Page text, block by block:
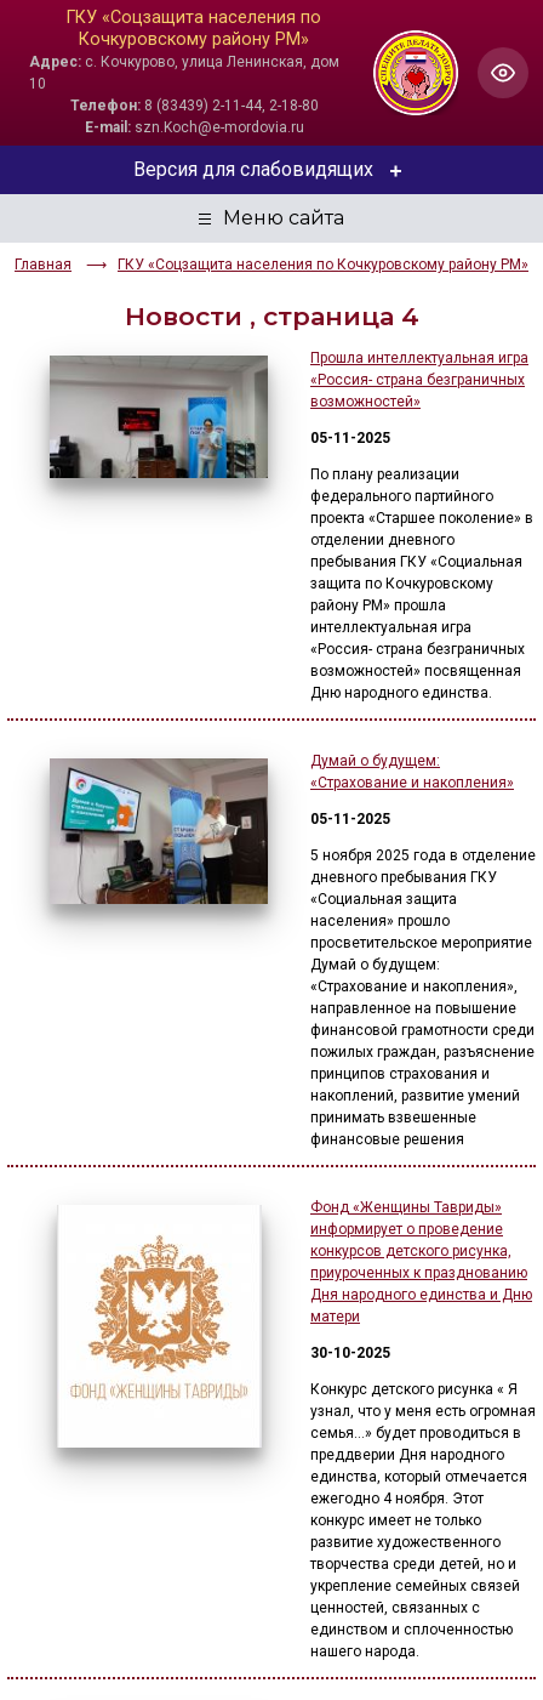
ГКУ «Соцзащита населения по
Кочкуровскому району РМ»
Адрес: с. Кочкурово, улица Ленинская, дом
10
Телефон:8 (83439) 2-11-44, 2-18-80
E-mail:szn.Koch@e-mordovia.ru
Главная ГКУ «Соцзащита населения по Кочкуровскому району РМ»
Версия для слабовидящих
ЦВЕТОВАЯ СХЕМА
Aa Aa Aa
РАЗМЕР ТЕКСТА
Aa Aa
ИЗОБРАЖЕНИЯ
Скрыть Ч/б
🔊 Включить озвучивание
Настройки по умолчанию
Новости , страница 4
Прошла интеллектуальная игра
«Россия- страна безграничных
возможностей»
05-11-2025
По плану реализации
федерального партийного
проекта «Старшее поколение» в
отделении дневного
пребывания ГКУ «Социальная
защита по Кочкуровскому
району РМ» прошла
интеллектуальная игра
«Россия- страна безграничных
возможностей» посвященная
Дню народного единства.
Думай о будущем:
«Страхование и накопления»
05-11-2025
5 ноября 2025 года в отделение
дневного пребывания ГКУ
«Социальная защита
населения» прошло
просветительское мероприятие
Думай о будущем:
«Страхование и накопления»,
направленное на повышение
финансовой грамотности среди
пожилых граждан, разъяснение
принципов страхования и
накоплений, развитие умений
принимать взвешенные
финансовые решения
Фонд «Женщины Тавриды»
информирует о проведение
конкурсов детского рисунка,
приуроченных к празднованию
Дня народного единства и Дню
матери
30-10-2025
Конкурс детского рисунка « Я
узнал, что у меня есть огромная
семья…» будет проводиться в
преддверии Дня народного
единства, который отмечается
ежегодно 4 ноября. Этот
конкурс имеет не только
развитие художественного
творчества среди детей, но и
укрепление семейных связей
ценностей, связанных с
единством и сплоченностью
нашего народа.